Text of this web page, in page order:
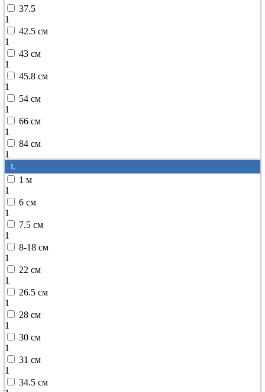
37.5
1
42.5 см
1
43 см
1
45.8 см
1
54 см
1
66 см
1
84 см
1
L
1 м
1
6 см
1
7.5 см
1
8-18 см
1
22 см
1
26.5 см
1
28 см
1
30 см
1
31 см
1
34.5 см